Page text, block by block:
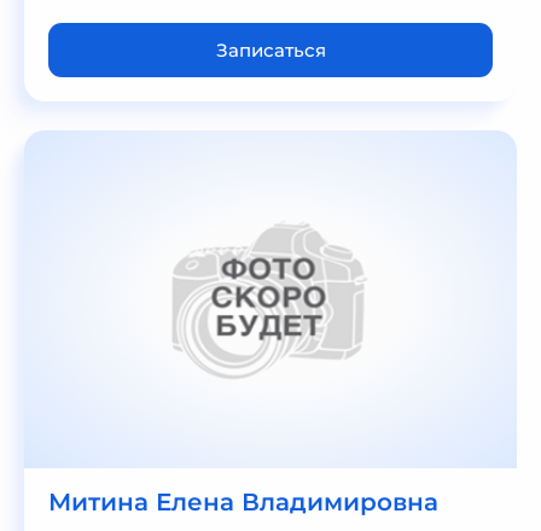
Записаться
Митина Елена Владимировна